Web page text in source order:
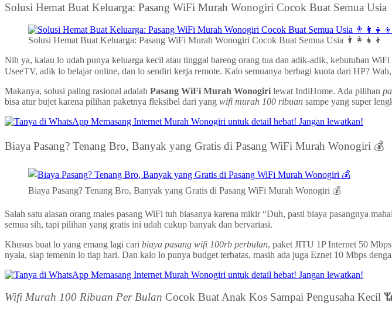
Solusi Hemat Buat Keluarga: Pasang WiFi Murah Wonogiri Cocok Buat Semua Usia
Solusi Hemat Buat Keluarga: Pasang WiFi Murah Wonogiri Cocok Buat Semua Usia 👨‍👩‍👧‍👦
Nih ya, kalau lo udah punya keluarga kecil atau tinggal bareng orang tua dan adik-adik, kebutuhan
UseeTV, adik lo belajar online, dan lo sendiri kerja remote. Kalo semuanya berbagi kuota dari HP?
Makanya, solusi paling rasional adalah Pasang WiFi Murah Wonogiri lewat IndiHome. Ada pilihan
bisa atur bujet karena pilihan paketnya fleksibel dari yang wifi murah 100 ribuan sampe yang super
Biaya Pasang? Tenang Bro, Banyak yang Gratis di Pasang WiFi Murah Wonogiri 💰
Biaya Pasang? Tenang Bro, Banyak yang Gratis di Pasang WiFi Murah Wonogiri 💰
Salah satu alasan orang males pasang WiFi tuh biasanya karena mikir “Duh, pasti biaya pasangnya
semua sih, tapi pilihan yang gratis ini udah cukup banyak dan bervariasi.
Khusus buat lo yang emang lagi cari biaya pasang wifi 100rb perbulan, paket JITU 1P Internet 50
nyala, siap temenin lo tiap hari. Dan kalo lo punya budget terbatas, masih ada juga Eznet 10 Mbps
Wifi Murah 100 Ribuan Per Bulan Cocok Buat Anak Kos Sampai Pengusaha Kecil 📶